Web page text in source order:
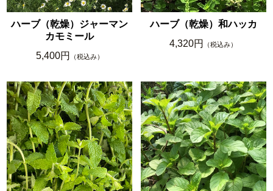
ハーブ（乾燥）ジャーマン
カモミール
5,400円
（税込み）
ハーブ（乾燥）和ハッカ
4,320円
（税込み）